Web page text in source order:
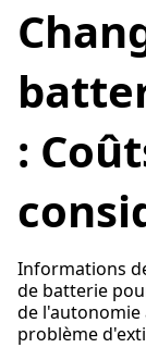
:
Informations
de batterie
de
problème